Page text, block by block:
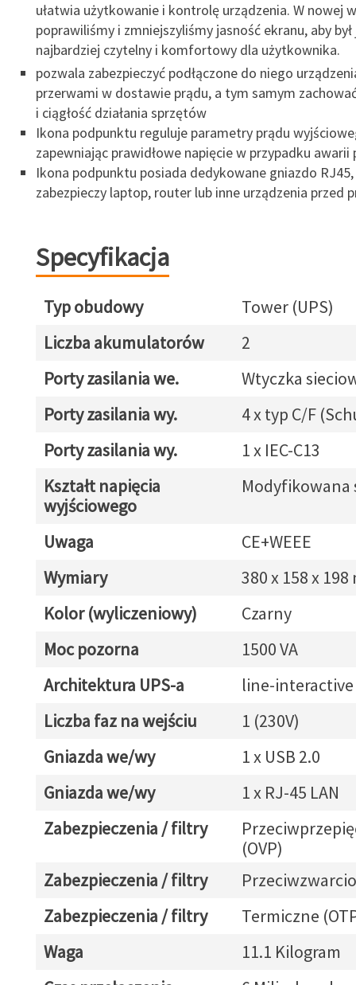
ułatwia użytkowanie i kontrolę urządzenia. W nowej
poprawiliśmy i zmniejszyliśmy jasność ekranu, aby był
najbardziej czytelny i komfortowy dla użytkownika.
pozwala zabezpieczyć podłączone do niego
przerwami w dostawie prądu, a tym samym
i ciągłość działania sprzętów
Ikona podpunktu reguluje parametry prądu
zapewniając prawidłowe napięcie w przypadku awarii
Ikona podpunktu posiada dedykowane gniazdo
zabezpieczy laptop, router lub inne urządzenia przed
Specyfikacja
Typ obudowy
Tower (UPS)
Liczba akumulatorów
2
Porty zasilania we.
Wtyczka
Porty zasilania wy.
4 x typ C/F
Porty zasilania wy.
1 x IEC-C13
Kształt napięcia
wyjściowego
Modyfikowana
Uwaga
CE+WEEE
Wymiary
380 x 158 x 198
Kolor (wyliczeniowy)
Czarny
Moc pozorna
1500 VA
Architektura UPS-a
line-interactive
Liczba faz na wejściu
1 (230V)
Gniazda we/wy
1 x USB 2.0
Gniazda we/wy
1 x RJ-45 LAN
Zabezpieczenia / filtry
(OVP)
Zabezpieczenia / filtry
Zabezpieczenia / filtry
Termiczne
Waga
11.1 Kilogram